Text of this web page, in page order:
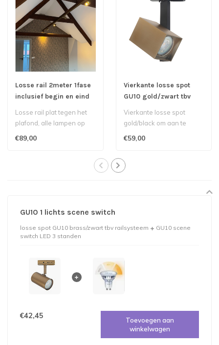
Losse rail 2meter 1fase
inclusief begin en eind
stuk brass
Losse rail plat tegen het
plafond, alle lampen op
deze rail schakelen of
€89,00
Vierkante losse spot
GU10 gold/zwart tbv
railsysteem
Vierkante losse spot
gold/black om aan te
sluiten op het railsysteem..
€59,00
GU10 1 lichts scene switch
losse spot GU10 brass/zwart tbv railsysteem
GU10 scene
switch LED 3 standen
€42,45
Toevoegen aan
winkelwagen